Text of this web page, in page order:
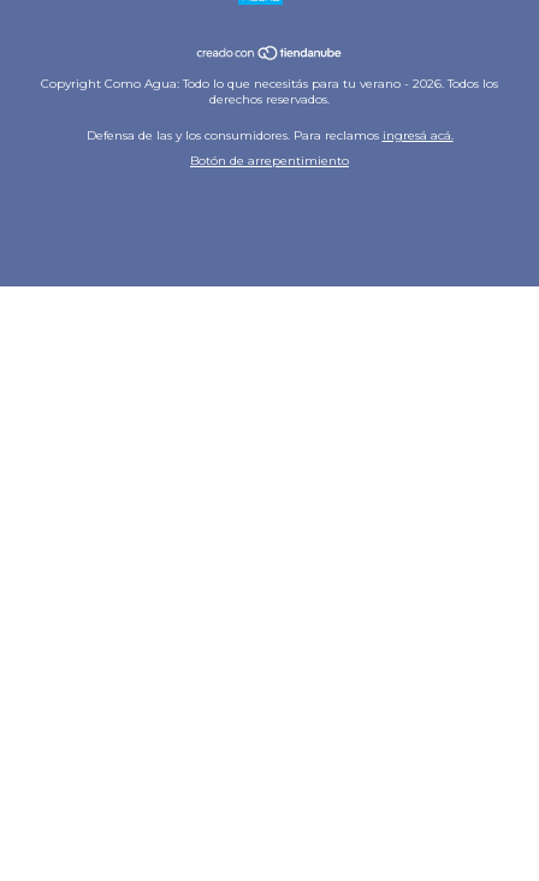
Copyright Como Agua: Todo lo que necesitás para tu verano - 2026. Todos los
derechos reservados.
Defensa de las y los consumidores. Para reclamos ingresá acá.
Botón de arrepentimiento